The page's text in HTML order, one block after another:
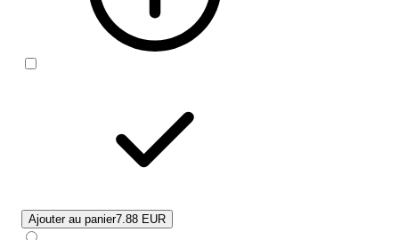
Ajouter au panier7.88 EUR